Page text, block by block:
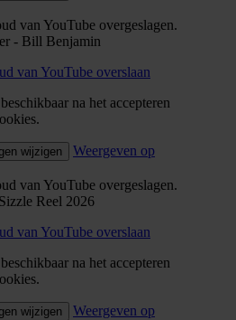
van YouTube overgeslagen.
- Bill Benjamin
van YouTube overslaan
na het accepteren
wijzigen
Weergeven op
van YouTube overgeslagen.
Reel 2026
van YouTube overslaan
na het accepteren
wijzigen
Weergeven op